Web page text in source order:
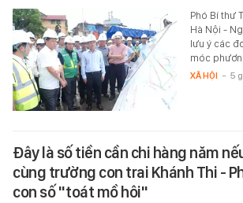
Phó Bí thư
Hà Nội -
lưu ý các
móc
XÃ HỘI - 5
Đây là số tiền cần chi hàng năm
cùng trường con trai Khánh Thi -
con số "toát mồ hôi"